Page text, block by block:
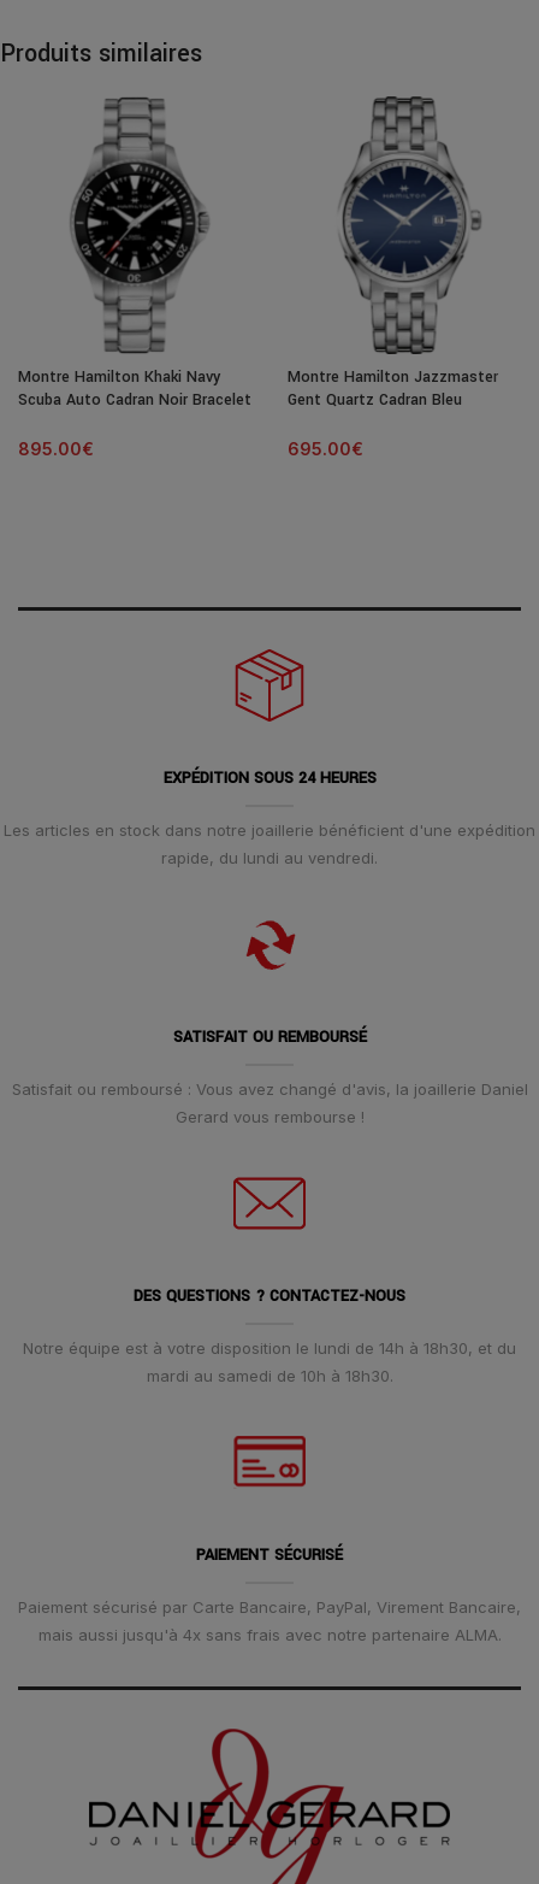
Produits similaires
Montre Hamilton Khaki Navy
Scuba Auto Cadran Noir Bracelet
895.00€
Montre Hamilton Jazzmaster
Gent Quartz Cadran Bleu
695.00€
EXPÉDITION SOUS 24 HEURES
Les articles en stock dans notre joaillerie bénéficient d'une expédition
rapide, du lundi au vendredi.
SATISFAIT OU REMBOURSÉ
Satisfait ou remboursé : Vous avez changé d'avis, la joaillerie Daniel
Gerard vous rembourse !
DES QUESTIONS ? CONTACTEZ-NOUS
Notre équipe est à votre disposition le lundi de 14h à 18h30, et du
mardi au samedi de 10h à 18h30.
PAIEMENT SÉCURISÉ
Paiement sécurisé par Carte Bancaire, PayPal, Virement Bancaire,
mais aussi jusqu'à 4x sans frais avec notre partenaire ALMA.